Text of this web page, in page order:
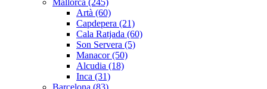
Mallorca (245)
Artà (60)
Capdepera (21)
Cala Ratjada (60)
Son Servera (5)
Manacor (50)
Alcudia (18)
Inca (31)
Barcelona (83)